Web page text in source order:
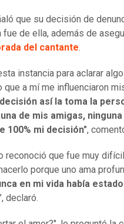
que su decisión de
de ella, además de
del cantante.
instancia para aclarar
que a mí me influenciaron
así la toma la
de mis amigas, ninguna
100% mi decisión",
reconoció que fue muy
porque uno ama
en mi vida había
declaró.